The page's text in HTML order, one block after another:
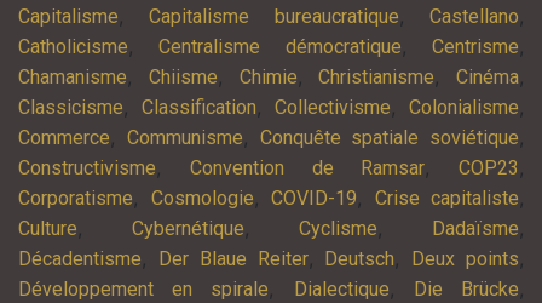
Capitalisme,Capitalisme bureaucratique,Castellano,
Catholicisme,Centralisme démocratique,Centrisme,
Chamanisme, Chiisme, Chimie,Christianisme, Cinéma,
Classicisme, Classification, Collectivisme, Colonialisme,
Commerce, Communisme, Conquête spatiale soviétique,
Constructivisme, Convention de Ramsar, COP23 ,
Corporatisme, Cosmologie, COVID-19, Crise capitaliste,
Culture, Cybernétique, Cyclisme, Dadaïsme,
Décadentisme, Der Blaue Reiter, Deutsch, Deux points,
Développement en spirale, Dialectique, Die Brücke,